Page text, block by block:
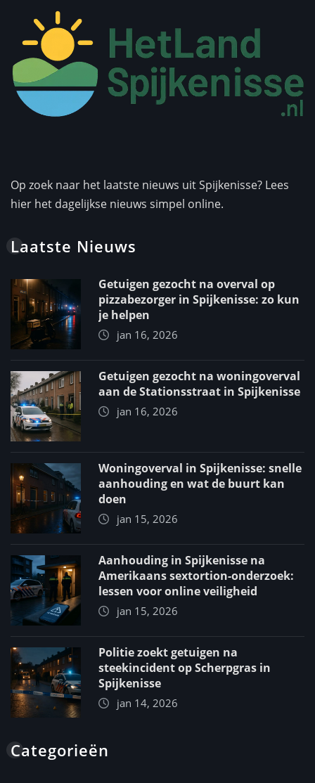
Op zoek naar het laatste nieuws uit Spijkenisse? Lees
hier het dagelijkse nieuws simpel online.
Laatste Nieuws
Getuigen gezocht na overval op
pizzabezorger in Spijkenisse: zo kun
je helpen
jan 16, 2026
Getuigen gezocht na woningoverval
aan de Stationsstraat in Spijkenisse
jan 16, 2026
Woningoverval in Spijkenisse: snelle
aanhouding en wat de buurt kan
doen
jan 15, 2026
Aanhouding in Spijkenisse na
Amerikaans sextortion-onderzoek:
lessen voor online veiligheid
jan 15, 2026
Politie zoekt getuigen na
steekincident op Scherpgras in
Spijkenisse
jan 14, 2026
Categorieën